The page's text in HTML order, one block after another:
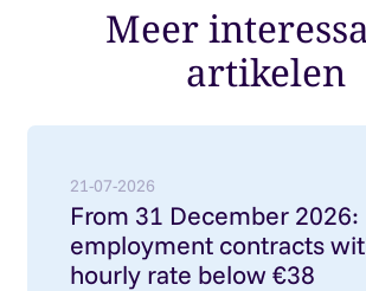
Meer
artikelen
21-07-2026
From 31 December 2026:
employment contracts
hourly rate below €38